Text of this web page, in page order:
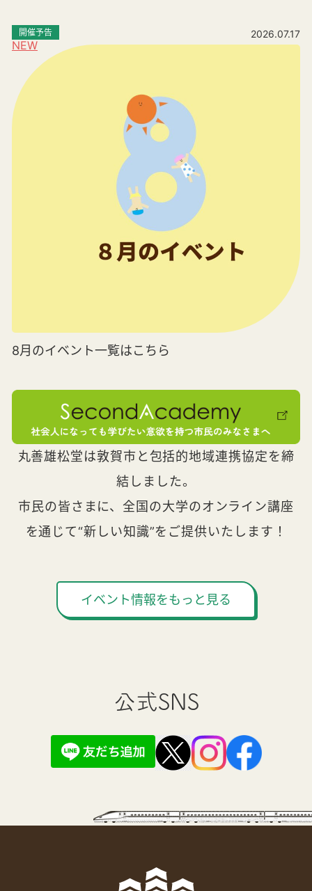
NEW
開催予告 2026.07.17
8月のイベント一覧はこちら
丸善雄松堂は敦賀市と包括的地域連携協定を締
結しました。
市民の皆さまに、全国の大学のオンライン講座
を通じて“新しい知識”をご提供いたします！
イベント情報をもっと見る
公式SNS